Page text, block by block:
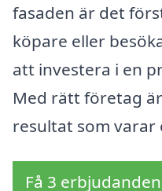
fasaden är det
köpare eller
att investera i en
Med rätt företag
resultat som varar
Få 3